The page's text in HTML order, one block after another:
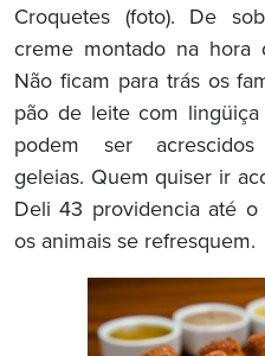
Croquetes (foto). De
creme montado na hora
Não ficam para trás os
pão de leite com
podem ser
geleias. Quem quiser ir
Deli 43 providencia até
os animais se refresquem.